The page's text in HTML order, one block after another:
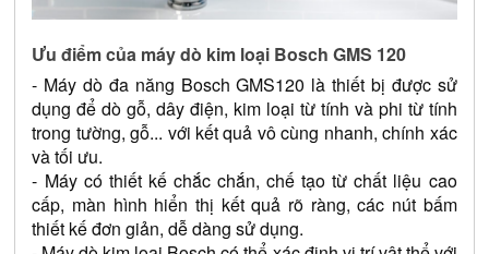
Ưu điểm của máy dò kim loại Bosch GMS 120
- Máy dò đa năng Bosch GMS120 là thiết bị được sử
dụng để dò gỗ, dây điện, kim loại từ tính và phi từ tính
trong tường, gỗ... với kết quả vô cùng nhanh, chính xác
và tối ưu.
- Máy có thiết kế chắc chắn, chế tạo từ chất liệu cao
cấp, màn hình hiển thị kết quả rõ ràng, các nút bấm
thiết kế đơn giản, dễ dàng sử dụng.